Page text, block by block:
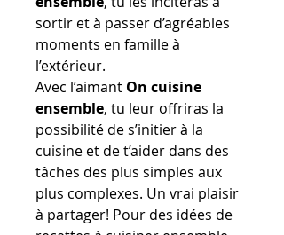
sortir et à passer d’agréables
moments en famille à
l’extérieur.
Avec l’aimant On cuisine
ensemble, tu leur offriras la
possibilité de s’initier à la
cuisine et de t’aider dans des
tâches des plus simples aux
plus complexes. Un vrai plaisir
à partager! Pour des idées de